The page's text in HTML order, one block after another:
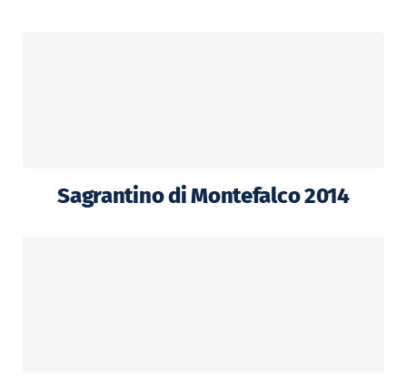
Sagrantino di Montefalco 2014